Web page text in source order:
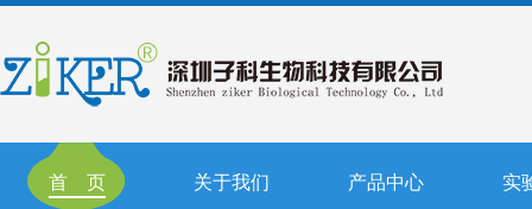
首 页 关于我们 产品中心 实